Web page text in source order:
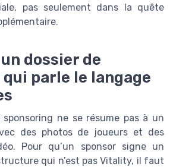
pas seulement dans la quête
dossier de
parle le langage
ne se résume pas à un
des photos de joueurs et des
Pour qu’un sponsor signe un
qui n’est pas Vitality, il faut